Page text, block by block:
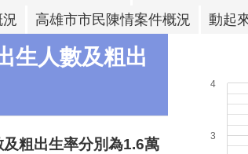
高雄市市民陳情案件概況 動起
生人數及粗出
粗出生率分別為1.6萬
3
4